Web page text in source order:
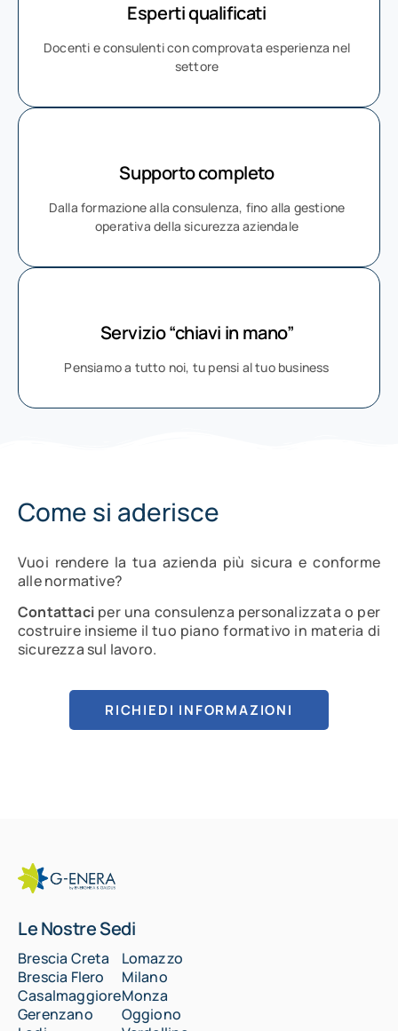
Esperti qualificati
Docenti e consulenti con comprovata esperienza nel
settore
Supporto completo
Dalla formazione alla consulenza, fino alla gestione
operativa della sicurezza aziendale
Servizio “chiavi in mano”
Pensiamo a tutto noi, tu pensi al tuo business
Come si aderisce
Vuoi rendere la tua azienda più sicura e conforme
alle normative?
Contattaci per una consulenza personalizzata o per
costruire insieme il tuo piano formativo in materia di
sicurezza sul lavoro.
RICHIEDI INFORMAZIONI
Le Nostre Sedi
Brescia Creta
Brescia Flero
Casalmaggiore
Gerenzano
Lomazzo
Milano
Monza
Oggiono